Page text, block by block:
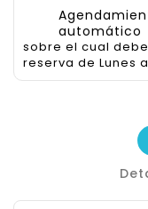
automático
sobre el cual
reserva de Lunes